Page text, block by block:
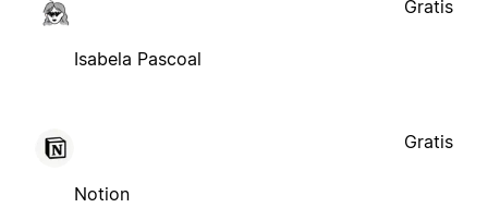
Isabela Pascoal
Gratis
Notion
Gratis